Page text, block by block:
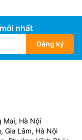
ản và âm
HDR và âm
giải trí đỉnh
này
khoảnh khắc đề
diện trong
nhất
Đăng ký
Mai, Hà Nội
Gia Lâm, Hà Nội